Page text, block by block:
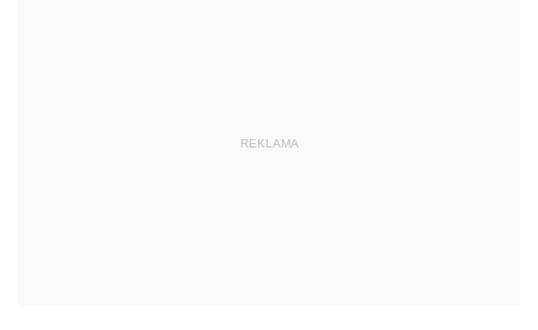
REKLAMA